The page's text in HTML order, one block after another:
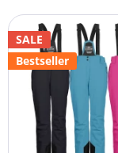
SALE
Bestseller